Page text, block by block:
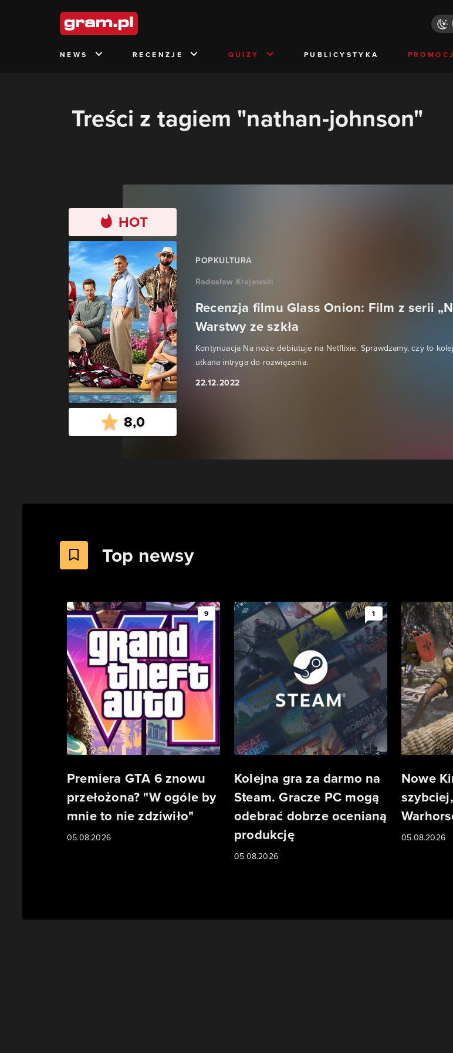
NEWS RECENZJE QUIZY PUBLICYSTYKA
Treści z tagiem "nathan-johnson"
HOT
8,0
POPKULTURA
Radosław Krajewski
Recenzja filmu Glass Onion: Film z serii
Warstwy ze szkła
Kontynuacja Na noże debiutuje na Netflixie. Sprawdzamy, czy to
utkana intryga do rozwiązania.
22.12.2022
Top newsy
9
Premiera GTA 6 znowu
przełożona? "W ogóle by
mnie to nie zdziwiło"
05.08.2026
1
Kolejna gra za darmo na
Steam. Gracze PC mogą
odebrać dobrze ocenianą
produkcję
05.08.2026
Nowe
05.08.2026